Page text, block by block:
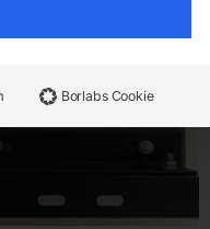
Borlabs Cookie